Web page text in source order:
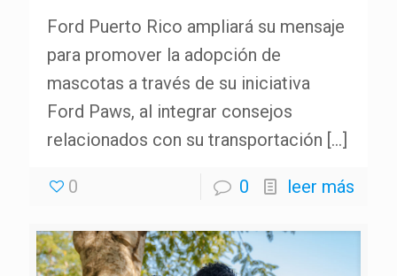
Ford Puerto Rico ampliará su mensaje
para promover la adopción de
mascotas a través de su iniciativa
Ford Paws, al integrar consejos
relacionados con su transportación […]
0 0 leer más